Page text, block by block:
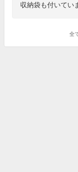
収納袋も付いてい
全